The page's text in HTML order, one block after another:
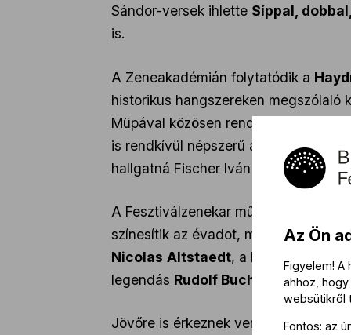
Sándor-versek ihlette Síppal,
is.
A Zeneakadémián folytatódik a
historikus hangszereken megszólaló
Müpával közösen rendezett
is rendkívül népszerű a lazább
hallgatná Fischer Iván szellemes
A Fesztiválzenekar művészei, illetve
színesítik az évadot, mint a francia
Nicolas Altstaedt, a BFZ-hez már
legendás Rudolf Buchbinder, aki
Jövőre is érkeznek
Az Ön
Figyelem! A
ahhoz,
websütikről
Fontos: az